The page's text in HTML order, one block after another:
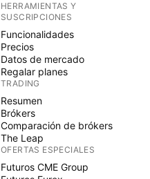
HERRAMIENTAS Y
SUSCRIPCIONES
Funcionalidades
Precios
Datos de mercado
Regalar planes
TRADING
Resumen
Brókers
Comparación de brókers
The Leap
OFERTAS ESPECIALES
Futuros CME Group